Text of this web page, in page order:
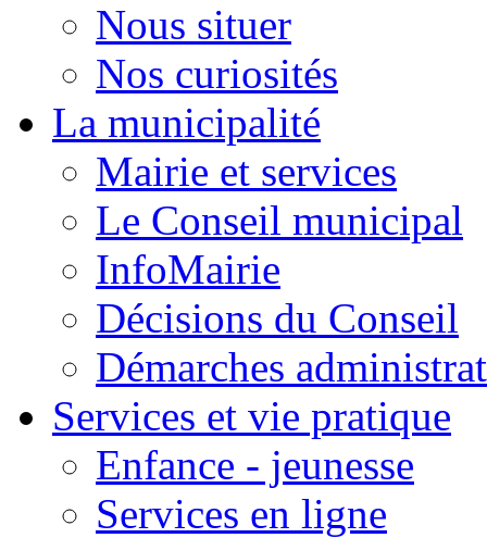
Nous situer
Nos curiosités
La municipalité
Mairie et services
Le Conseil municipal
InfoMairie
Décisions du Conseil
Démarches
Services et vie pratique
Enfance - jeunesse
Services en ligne